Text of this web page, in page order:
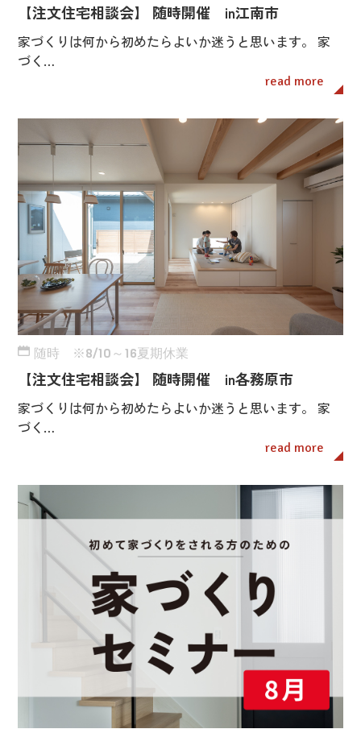
【注文住宅相談会】 随時開催 in江南市
家づくりは何から初めたらよいか迷うと思います。 家
づく…
read more
随時 ※8/10～16夏期休業
【注文住宅相談会】 随時開催 in各務原市
家づくりは何から初めたらよいか迷うと思います。 家
づく…
read more